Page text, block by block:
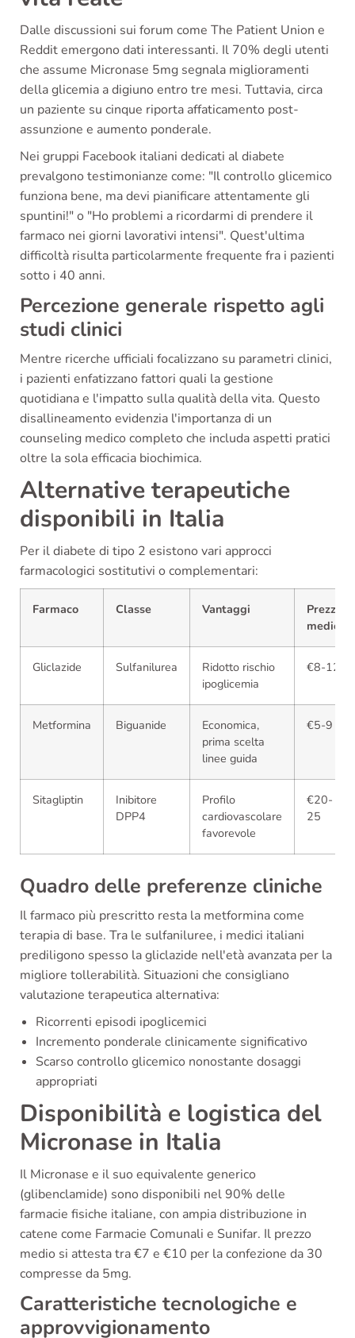
Dalle discussioni sui forum come The Patient Union e
Reddit emergono dati interessanti. Il 70% degli utenti
che assume Micronase 5mg segnala miglioramenti
della glicemia a digiuno entro tre mesi. Tuttavia, circa
un paziente su cinque riporta affaticamento post-
assunzione e aumento ponderale.
Nei gruppi Facebook italiani dedicati al diabete
prevalgono testimonianze come: "Il controllo glicemico
funziona bene, ma devi pianificare attentamente gli
spuntini!" o "Ho problemi a ricordarmi di prendere il
farmaco nei giorni lavorativi intensi". Quest'ultima
difficoltà risulta particolarmente frequente fra i pazienti
sotto i 40 anni.
Percezione generale rispetto agli
studi clinici
Mentre ricerche ufficiali focalizzano su parametri clinici,
i pazienti enfatizzano fattori quali la gestione
quotidiana e l'impatto sulla qualità della vita. Questo
disallineamento evidenzia l'importanza di un
counseling medico completo che includa aspetti pratici
oltre la sola efficacia biochimica.
Alternative terapeutiche
disponibili in Italia
Per il diabete di tipo 2 esistono vari approcci
farmacologici sostitutivi o complementari:
Farmaco Classe Vantaggi
Prezzo
medio
Gliclazide Sulfanilurea
Ridotto rischio
ipoglicemia
€8-12
Metformina Biguanide
Economica,
prima scelta
linee guida
€5-9
Sitagliptin
Inibitore
DPP4
Profilo
cardiovascolare
favorevole
€20-
25
Quadro delle preferenze cliniche
Il farmaco più prescritto resta la metformina come
terapia di base. Tra le sulfaniluree, i medici italiani
prediligono spesso la gliclazide nell'età avanzata per la
migliore tollerabilità. Situazioni che consigliano
valutazione terapeutica alternativa:
Ricorrenti episodi ipoglicemici
Incremento ponderale clinicamente significativo
Scarso controllo glicemico nonostante dosaggi
appropriati
Disponibilità e logistica del
Micronase in Italia
Il Micronase e il suo equivalente generico
(glibenclamide) sono disponibili nel 90% delle
farmacie fisiche italiane, con ampia distribuzione in
catene come Farmacie Comunali e Sunifar. Il prezzo
medio si attesta tra €7 e €10 per la confezione da 30
compresse da 5mg.
Caratteristiche tecnologiche e
approvvigionamento